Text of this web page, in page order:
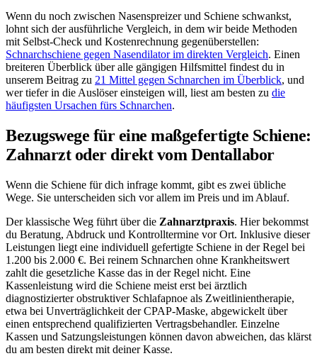
Wenn du noch zwischen Nasenspreizer und Schiene schwankst,
lohnt sich der ausführliche Vergleich, in dem wir beide Methoden
mit Selbst-Check und Kostenrechnung gegenüberstellen:
Schnarchschiene gegen Nasendilator im direkten Vergleich. Einen
breiteren Überblick über alle gängigen Hilfsmittel findest du in
unserem Beitrag zu 21 Mittel gegen Schnarchen im Überblick, und
wer tiefer in die Auslöser einsteigen will, liest am besten zu die
häufigsten Ursachen fürs Schnarchen.
Bezugswege für eine maßgefertigte Schiene:
Zahnarzt oder direkt vom Dentallabor
Wenn die Schiene für dich infrage kommt, gibt es zwei übliche
Wege. Sie unterscheiden sich vor allem im Preis und im Ablauf.
Der klassische Weg führt über die Zahnarztpraxis. Hier bekommst
du Beratung, Abdruck und Kontrolltermine vor Ort. Inklusive dieser
Leistungen liegt eine individuell gefertigte Schiene in der Regel bei
1.200 bis 2.000 €. Bei reinem Schnarchen ohne Krankheitswert
zahlt die gesetzliche Kasse das in der Regel nicht. Eine
Kassenleistung wird die Schiene meist erst bei ärztlich
diagnostizierter obstruktiver Schlafapnoe als Zweitlinientherapie,
etwa bei Unverträglichkeit der CPAP-Maske, abgewickelt über
einen entsprechend qualifizierten Vertragsbehandler. Einzelne
Kassen und Satzungsleistungen können davon abweichen, das klärst
du am besten direkt mit deiner Kasse.